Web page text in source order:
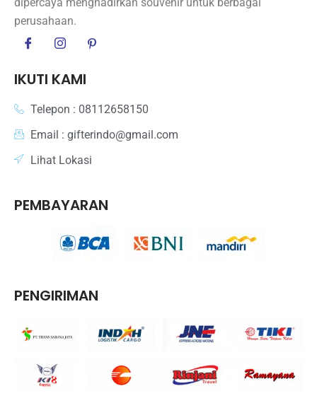
perusahaan.
IKUTI KAMI
Telepon : 08112658150
Email : gifterindo@gmail.com
Lihat Lokasi
PEMBAYARAN
PENGIRIMAN